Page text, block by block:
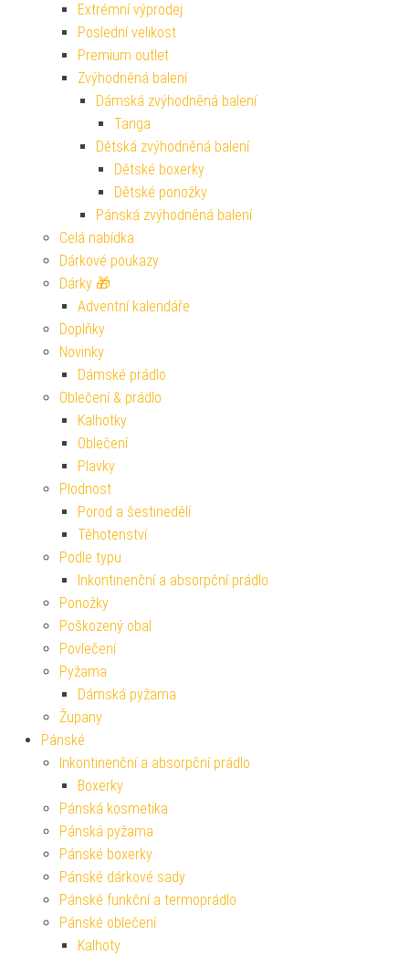
Extrémní výprodej
Poslední velikost
Premium outlet
Zvýhodněná balení
Dámská zvýhodněná balení
Tanga
Dětská zvýhodněná balení
Dětské boxerky
Dětské ponožky
Pánská zvýhodněná balení
Celá nabídka
Dárkové poukazy
Dárky 🎁
Adventní kalendáře
Doplňky
Novinky
Dámské prádlo
Oblečení & prádlo
Kalhotky
Oblečení
Plavky
Plodnost
Porod a šestinedělí
Těhotenství
Podle typu
Inkontinenční a absorpční prádlo
Ponožky
Poškozený obal
Povlečení
Pyžama
Dámská pyžama
Župany
Pánské
Inkontinenční a absorpční prádlo
Boxerky
Pánská kosmetika
Pánská pyžama
Pánské boxerky
Pánské dárkové sady
Pánské funkční a termoprádlo
Pánské oblečení
Kalhoty